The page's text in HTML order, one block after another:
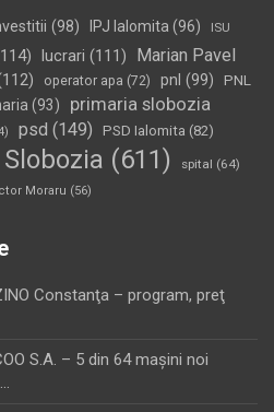
(98) IPJ Ialomita (96) ISU
lucrari (111)
Marian Pavel
operator apa (72) pnl (99)
PNL
(93)
primaria slobozia
psd (149) PSD Ialomita (82)
Slobozia (611) spital (64)
Moraru (56)
Constanţa – program, preţ
S.A. – 5 din 64 maşini noi